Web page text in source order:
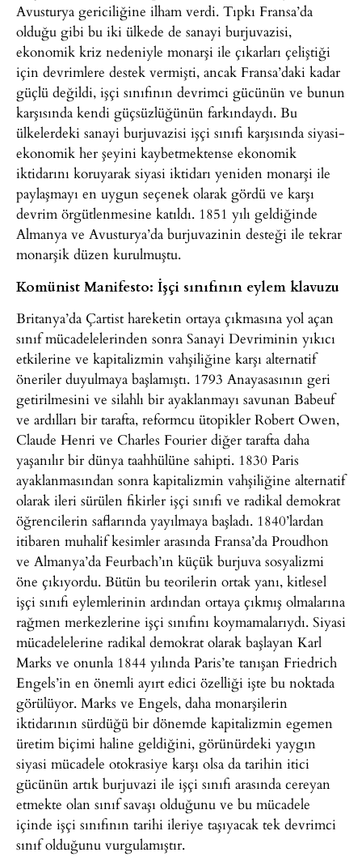
Avusturya gericiliğine ilham verdi. Tıpkı Fransa’da
olduğu gibi bu iki ülkede de sanayi burjuvazisi,
ekonomik kriz nedeniyle monarşi ile çıkarları çeliştiği
için devrimlere destek vermişti, ancak Fransa’daki kadar
güçlü değildi, işçi sınıfının devrimci gücünün ve bunun
karşısında kendi güçsüzlüğünün farkındaydı. Bu
ülkelerdeki sanayi burjuvazisi işçi sınıfı karşısında siyasi-
ekonomik her şeyini kaybetmektense ekonomik
iktidarını koruyarak siyasi iktidarı yeniden monarşi ile
paylaşmayı en uygun seçenek olarak gördü ve karşı
devrim örgütlenmesine katıldı. 1851 yılı geldiğinde
Almanya ve Avusturya’da burjuvazinin desteği ile tekrar
monarşik düzen kurulmuştu.
Komünist Manifesto: İşçi sınıfının eylem klavuzu
Britanya’da Çartist hareketin ortaya çıkmasına yol açan
sınıf mücadelelerinden sonra Sanayi Devriminin yıkıcı
etkilerine ve kapitalizmin vahşiliğine karşı alternatif
öneriler duyulmaya başlamıştı. 1793 Anayasasının geri
getirilmesini ve silahlı bir ayaklanmayı savunan Babeuf
ve ardılları bir tarafta, reformcu ütopikler Robert Owen,
Claude Henri ve Charles Fourier diğer tarafta daha
yaşanılır bir dünya taahhülüne sahipti. 1830 Paris
ayaklanmasından sonra kapitalizmin vahşiliğine alternatif
olarak ileri sürülen fikirler işçi sınıfı ve radikal demokrat
öğrencilerin saflarında yayılmaya başladı. 1840’lardan
itibaren muhalif kesimler arasında Fransa’da Proudhon
ve Almanya’da Feurbach’ın küçük burjuva sosyalizmi
öne çıkıyordu. Bütün bu teorilerin ortak yanı, kitlesel
işçi sınıfı eylemlerinin ardından ortaya çıkmış olmalarına
rağmen merkezlerine işçi sınıfını koymamalarıydı. Siyasi
mücadelelerine radikal demokrat olarak başlayan Karl
Marks ve onunla 1844 yılında Paris’te tanışan Friedrich
Engels’in en önemli ayırt edici özelliği işte bu noktada
görülüyor. Marks ve Engels, daha monarşilerin
iktidarının sürdüğü bir dönemde kapitalizmin egemen
üretim biçimi haline geldiğini, görünürdeki yaygın
siyasi mücadele otokrasiye karşı olsa da tarihin itici
gücünün artık burjuvazi ile işçi sınıfı arasında cereyan
etmekte olan sınıf savaşı olduğunu ve bu mücadele
içinde işçi sınıfının tarihi ileriye taşıyacak tek devrimci
sınıf olduğunu vurgulamıştır.